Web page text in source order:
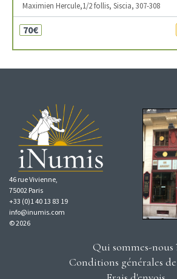
Maximien Hercule,1/2 follis, Siscia, 307-308
70€
46 rue Vivienne,
75002 Paris
+33 (0)1 40 13 83 19
info@inumis.com
© 2026
Qui sommes-nous
Conditions générales